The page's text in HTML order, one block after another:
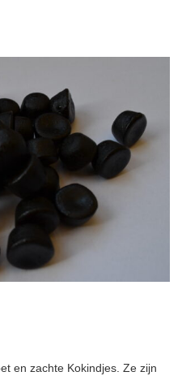
en zachte Kokindjes. Ze zijn